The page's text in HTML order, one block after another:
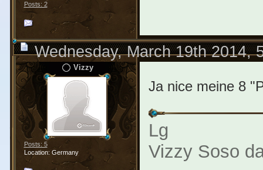
Posts: 2
Wednesday, March 19th 2014,
Vizzy
Posts: 5
Location: Germany
Ja nice meine 8
Lg
Vizzy Soso